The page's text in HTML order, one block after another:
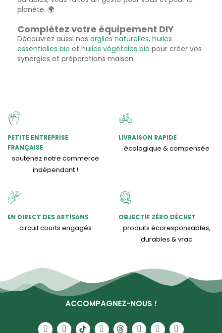
planète. 🌍
Complétez votre équipement DIY
Découvrez aussi nos argiles naturelles, huiles
essentielles bio et huiles végétales bio pour créer vos
synergies et préparations maison.
PETITE ENTREPRISE
FRANÇAISE
soutenez notre commerce
indépendant !
LIVRAISON RAPIDE
écologique & compensée
EN DIRECT DES ARTISANS
circuit courts engagés
OBJECTIF ZÉRO DÉCHET
produits écoresponsables,
durables & vrac
ACCOMPAGNEZ-NOUS !